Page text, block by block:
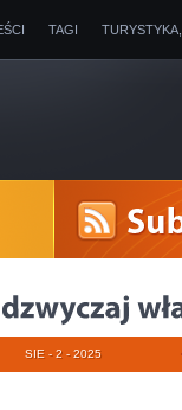
TAGI
SIE - 2 - 2025